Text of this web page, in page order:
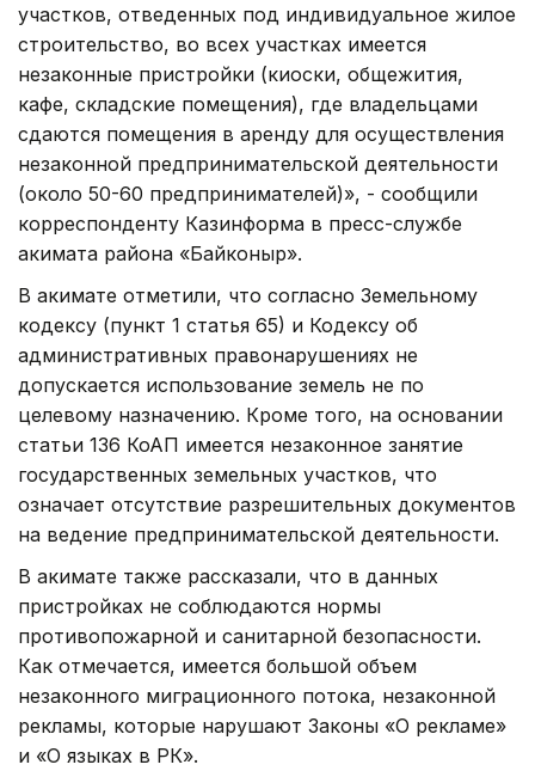
участков, отведенных под индивидуальное жилое
строительство, во всех участках имеется
незаконные пристройки (киоски, общежития,
кафе, складские помещения), где владельцами
сдаются помещения в аренду для осуществления
незаконной предпринимательской деятельности
(около 50-60 предпринимателей)», - сообщили
корреспонденту Казинформа в пресс-службе
акимата района «Байконыр».
В акимате отметили, что согласно Земельному
кодексу (пункт 1 статья 65) и Кодексу об
административных правонарушениях не
допускается использование земель не по
целевому назначению. Кроме того, на основании
статьи 136 КоАП имеется незаконное занятие
государственных земельных участков, что
означает отсутствие разрешительных документов
на ведение предпринимательской деятельности.
В акимате также рассказали, что в данных
пристройках не соблюдаются нормы
противопожарной и санитарной безопасности.
Как отмечается, имеется большой объем
незаконного миграционного потока, незаконной
рекламы, которые нарушают Законы «О рекламе»
и «О языках в РК».